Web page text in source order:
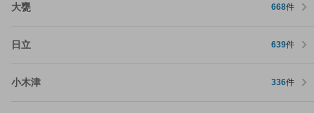
大甕 668件
日立 639件
小木津 336件